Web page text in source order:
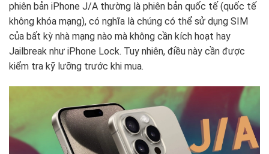
phiên bản iPhone J/A thường là phiên bản quốc tế (quốc tế
không khóa mạng), có nghĩa là chúng có thể sử dụng SIM
của bất kỳ nhà mạng nào mà không cần kích hoạt hay
Jailbreak như iPhone Lock. Tuy nhiên, điều này cần được
kiểm tra kỹ lưỡng trước khi mua.